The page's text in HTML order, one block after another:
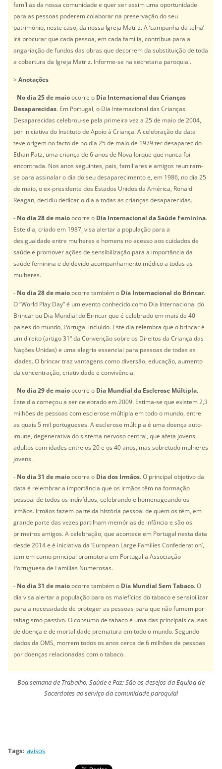
famílias da nossa comunidade e quer ser assim uma oportunidade
para as pessoas poderem colaborar na preservação do seu
património, neste caso, da nossa Igreja Matriz. A ‘campanha da telha’
irá procurar que cada pessoa, em cada família, contribua para a
angariação de fundos das obras que decorrem da substituição de toda
a cobertura da Igreja Matriz. Informe-se na secretaria paroquial.
>Anotações
- No dia 25 de maioocorre o Dia Internacional das Crianças
Desaparecidas. Em Portugal, o Dia Internacional das Crianças
Desaparecidas celebrou-se pela primeira vez a 25 de maio de 2004,
por iniciativa do Instituto de Apoio à Criança. A celebração da data
teve origem no facto de no dia 25 de maio de 1979 ter desaparecido
Ethan Patz, uma criança de 6 anos de Nova Iorque que nunca foi
encontrada. Nos anos seguintes, pais, familiares e amigos reuniram-
se para assinalar o dia do seu desaparecimento e, em 1986, no dia 25
de maio, o ex-presidente dos Estados Unidos da América, Ronald
Reagan, decidiu dedicar o dia a todas as crianças desaparecidas.
- No dia 28 de maioocorre o Dia Internacional da Saúde Feminina.
Este dia, criado em 1987, visa alertar a população para a
desigualdade entre mulheres e homens no acesso aos cuidados de
saúde e promover ações de sensibilização para a importância da
saúde feminina e do devido acompanhamento médico a todas as
mulheres.
- No dia 28 de maioocorre também o Dia Internacional do Brincar.
O “World Play Day” é um evento conhecido como Dia Internacional do
Brincar ou Dia Mundial do Brincar que é celebrado em mais de 40
países do mundo, Portugal incluído. Este dia relembra que o brincar é
um direito (artigo 31º da Convenção sobre os Direitos da Criança das
Nações Unidas) e uma alegria essencial para pessoas de todas as
idades. O brincar traz vantagens como diversão, educação, aumento
da concentração, criatividade e convivência.
- No dia 29 de maioocorre o Dia Mundial da Esclerose Múltipla.
Este dia começou a ser celebrado em 2009. Estima-se que existem 2,3
milhões de pessoas com esclerose múltipla em todo o mundo, entre
as quais 5 mil portugueses. A esclerose múltipla é uma doença auto-
imune, degenerativa do sistema nervoso central, que afeta jovens
adultos com idades entre os 20 e os 40 anos, mas sobretudo mulheres
jovens.
- No dia 31 de maioocorre o Dia dos Irmãos. O principal objetivo da
data é relembrar a importância que os irmãos têm na formação
pessoal de todos os indivíduos, celebrando e homenageando os
irmãos. Irmãos fazem parte da história pessoal de quem os têm, em
grande parte das vezes partilham memórias de infância e são os
primeiros amigos. A celebração, que acontece em Portugal nesta data
desde 2014 e é iniciativa da ‘European Large Families Confederation’,
tem em como principal promotora em Portugal a Associação
Portuguesa de Famílias Numerosas.
- No dia 31 de maioocorre também o Dia Mundial Sem Tabaco. O
dia visa alertar a população para os malefícios do tabaco e sensibilizar
para a necessidade de proteger as pessoas para que não fumem por
tabagismo passivo. O consumo de tabaco é uma das principais causas
de doença e de mortalidade prematura em todo o mundo. Segundo
dados da OMS, morrem todos os anos cerca de 6 milhões de pessoas
por doenças relacionadas com o tabaco.
Boa semana de Trabalho, Saúde e Paz; São os desejos da Equipa de
Sacerdotes ao serviço da comunidade paroquial
Tags: avisos